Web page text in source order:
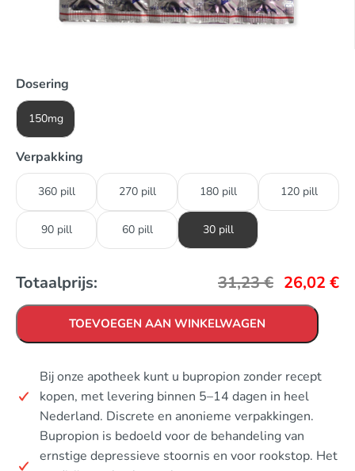
Dosering
150mg
Verpakking
360 pill 270 pill 180 pill 120 pill
90 pill 60 pill 30 pill
Totaalprijs: 31,23€ 26,02 €
TOEVOEGEN AAN WINKELWAGEN
Bij onze apotheek kunt u bupropion zonder recept
kopen, met levering binnen 5–14 dagen in heel
Nederland. Discrete en anonieme verpakkingen.
Bupropion is bedoeld voor de behandeling van
ernstige depressieve stoornis en voor rookstop. Het